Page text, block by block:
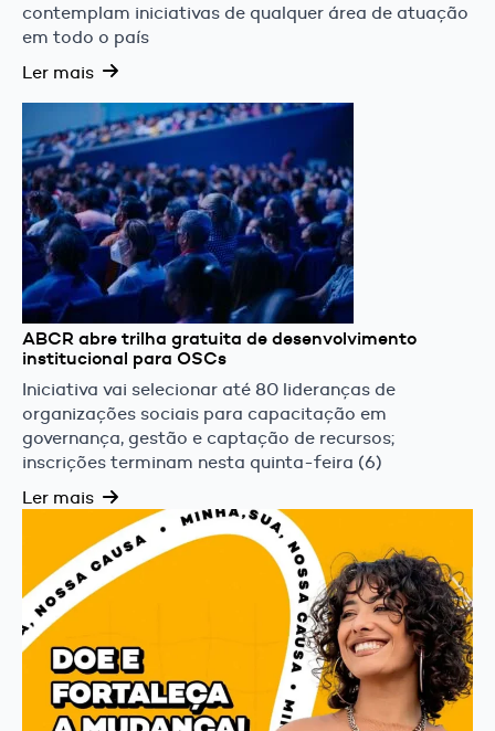
contemplam iniciativas de qualquer área de atuação
em todo o país
Ler mais
ABCR abre trilha gratuita de desenvolvimento
institucional para OSCs
Iniciativa vai selecionar até 80 lideranças de
organizações sociais para capacitação em
governança, gestão e captação de recursos;
inscrições terminam nesta quinta-feira (6)
Ler mais